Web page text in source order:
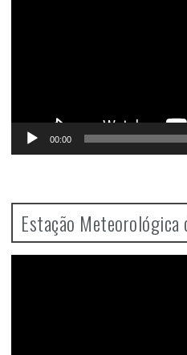
00:00
Estação Meteorológica